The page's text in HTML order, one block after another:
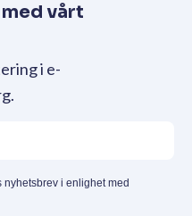
vårt
i e-
nyhetsbrev i enlighet med